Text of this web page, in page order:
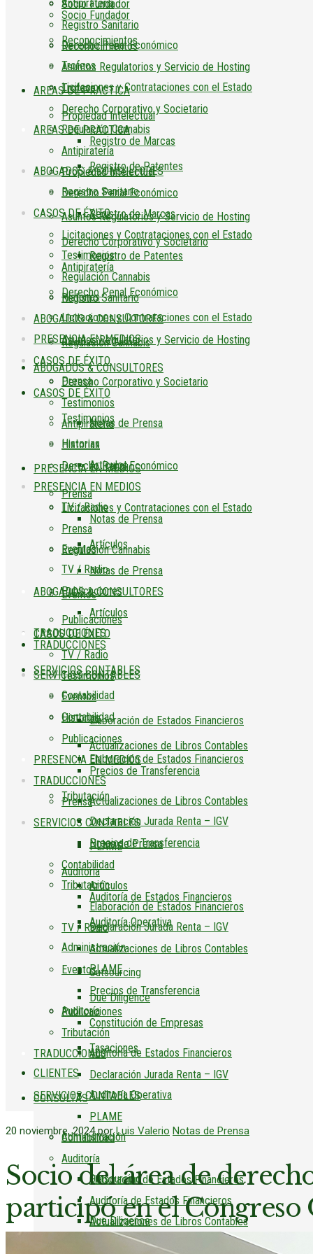
Antipiratería
Derecho Penal Económico
Licitaciones y Contrataciones con el Estado
Regulación Cannabis
ABOGADOS & CONSULTORES
CASOS DE ÉXITO
Testimonios
Historias
PRESENCIA EN MEDIOS
Prensa
Notas de Prensa
Artículos
TV / Radio
Eventos
Publicaciones
TRADUCCIONES
SERVICIOS CONTABLES
Contabilidad
Elaboración de Estados Financieros
Actualizaciones de Libros Contables
Precios de Transferencia
Tributación
Declaración Jurada Renta – IGV
PLAME
Auditoría
Auditoría de Estados Financieros
Auditoría Operativa
Administración
Outsourcing
Due Diligence
Registro Sanitario
Asuntos Regulatorios y Servicio de Hosting
Derecho Corporativo y Societario
Antipiratería
Derecho Penal Económico
Licitaciones y Contrataciones con el Estado
Regulación Cannabis
ABOGADOS & CONSULTORES
CASOS DE ÉXITO
Testimonios
Historias
PRESENCIA EN MEDIOS
Prensa
Notas de Prensa
Artículos
TV / Radio
Eventos
Publicaciones
TRADUCCIONES
SERVICIOS CONTABLES
Contabilidad
Elaboración de Estados Financieros
Actualizaciones de Libros Contables
Precios de Transferencia
Tributación
Declaración Jurada Renta – IGV
PLAME
Auditoría
Auditoría de Estados Financieros
Auditoría Operativa
Socio Fundador
Reconocimientos
Trofeos
AREAS DE PRACTICA
Propiedad Intelectual
Registro de Marcas
Registro de Patentes
Registro Sanitario
Asuntos Regulatorios y Servicio de Hosting
Derecho Corporativo y Societario
Antipiratería
Derecho Penal Económico
Licitaciones y Contrataciones con el Estado
Regulación Cannabis
ABOGADOS & CONSULTORES
CASOS DE ÉXITO
Testimonios
Historias
PRESENCIA EN MEDIOS
Prensa
Notas de Prensa
Artículos
TV / Radio
Eventos
Publicaciones
TRADUCCIONES
SERVICIOS CONTABLES
Contabilidad
Elaboración de Estados Financieros
Actualizaciones de Libros Contables
Socio Fundador
Reconocimientos
Trofeos
AREAS DE PRACTICA
Propiedad Intelectual
Registro de Marcas
Registro de Patentes
Registro Sanitario
Asuntos Regulatorios y Servicio de Hosting
Derecho Corporativo y Societario
Antipiratería
Derecho Penal Económico
Licitaciones y Contrataciones con el Estado
Regulación Cannabis
ABOGADOS & CONSULTORES
CASOS DE ÉXITO
Testimonios
Historias
PRESENCIA EN MEDIOS
Prensa
Notas de Prensa
Artículos
TV / Radio
Eventos
Publicaciones
TRADUCCIONES
SERVICIOS CONTABLES
Contabilidad
Elaboración de Estados Financieros
Actualizaciones de Libros Contables
Precios de Transferencia
Tributación
Declaración Jurada Renta – IGV
PLAME
Auditoría
Auditoría de Estados Financieros
Auditoría Operativa
Administración
Outsourcing
Due Diligence
Constitución de Empresas
Tasaciones
CLIENTES
CONSULTAS
20 noviembre, 2024 porLuis Valerio Notas de Prensa
Socio del área de
participó en el